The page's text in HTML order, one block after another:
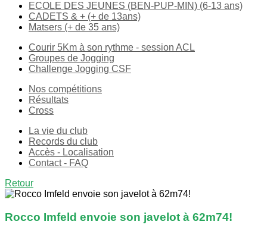
ECOLE DES JEUNES (BEN-PUP-MIN) (6-13 ans)
CADETS & + (+ de 13ans)
Matsers (+ de 35 ans)
Courir 5Km à son rythme - session ACL
Groupes de Jogging
Challenge Jogging CSF
Nos compétitions
Résultats
Cross
La vie du club
Records du club
Accès - Localisation
Contact - FAQ
Retour
Rocco Imfeld envoie son javelot à 62m74!